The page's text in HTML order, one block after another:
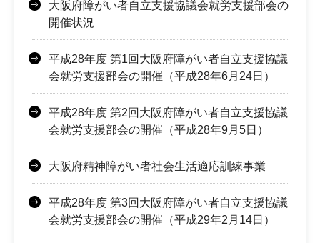
大阪府障がい者自立支援協議会就労支援部会の
開催状況
平成28年度 第1回大阪府障がい者自立支援協議
会就労支援部会の開催（平成28年6月24日）
平成28年度 第2回大阪府障がい者自立支援協議
会就労支援部会の開催（平成28年9月5日）
大阪府精神障がい者社会生活適応訓練事業
平成28年度 第3回大阪府障がい者自立支援協議
会就労支援部会の開催（平成29年2月14日）